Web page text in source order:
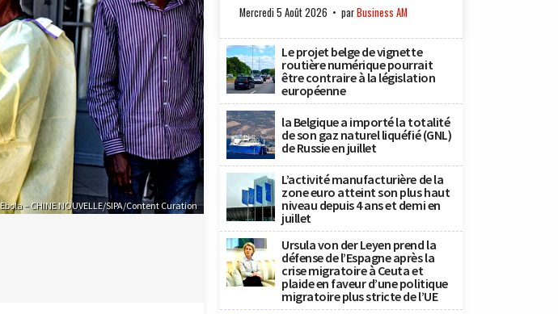
Ebola – CHINE NOUVELLE/SIPA/Content Curation
Mercredi 5 Août 2026 parBusiness AM
Le projet belge de vignette
routière numérique pourrait
être contraire à la législation
européenne
la Belgique a importé la totalité
de son gaz naturel liquéfié (GNL)
de Russie en juillet
L’activité manufacturière de la
zone euro atteint son plus haut
niveau depuis 4 ans et demi en
juillet
Ursula von der Leyen prend la
défense de l’Espagne après la
crise migratoire à Ceuta et
plaide en faveur d’une politique
migratoire plus stricte de l’UE